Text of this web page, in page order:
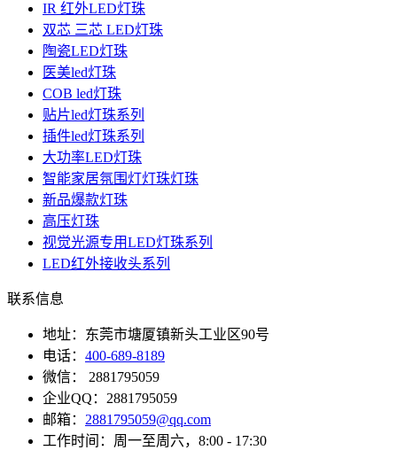
IR 红外LED灯珠
双芯 三芯 LED灯珠
陶瓷LED灯珠
医美led灯珠
COB led灯珠
贴片led灯珠系列
插件led灯珠系列
大功率LED灯珠
智能家居氛围灯灯珠灯珠
新品爆款灯珠
高压灯珠
视觉光源专用LED灯珠系列
LED红外接收头系列
联系信息
地址：东莞市塘厦镇新头工业区90号
电话： 400-689-8189
微信： 2881795059
企业QQ：2881795059
邮箱： 2881795059@qq.com
工作时间：周一至周六，8:00 - 17:30